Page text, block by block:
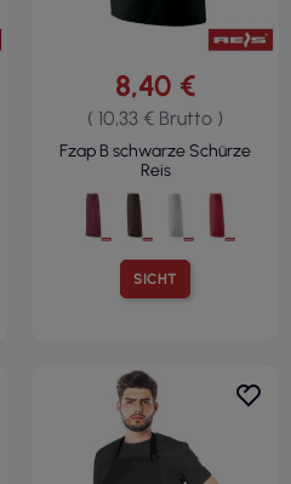
SICHT
8,40 €
( 10,33 € Brutto )
Fzap B schwarze Schürze
Reis